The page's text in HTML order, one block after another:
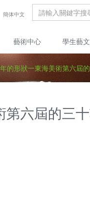
簡体中文
藝術中心 學生藝
的形狀一東海美術第六屆
六屆的三